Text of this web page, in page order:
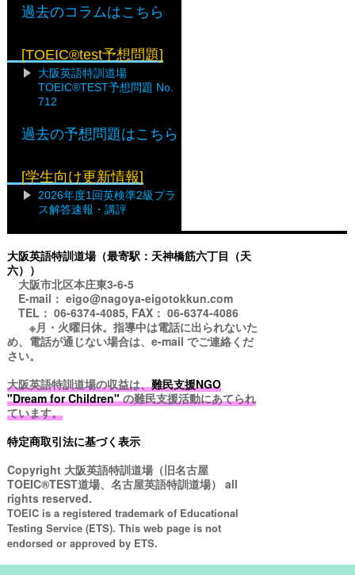
過去のコラムはこちら
[TOEIC®test予想問題]
大阪英語特訓道場
TOEIC®TEST予想問題 No.
712
過去の予想問題はこちら
[学生向け更新情報]
2026年度1回英検準2級プラ
ス解答速報・講評
大阪英語特訓道場（最寄駅：天神橋筋六丁目（天
六））
大阪市北区本庄東3-6-5
E-mail： eigo@nagoya-eigotokkun.com
TEL： 06-6374-4085, FAX： 06-6374-4086
※月・火曜日休。指導中は電話に出られないた
め、電話が通じない場合は、e-mail でご連絡くだ
さい。
大阪英語特訓道場の収益は、難民支援NGO
"Dream for Children"の難民支援活動にあてられ
ています。
特定商取引法に基づく表示
Copyright 大阪英語特訓道場（旧名古屋
TOEIC®TEST道場、名古屋英語特訓道場） all
rights reserved.
TOEIC is a registered trademark of Educational
Testing Service (ETS). This web page is not
endorsed or approved by ETS.